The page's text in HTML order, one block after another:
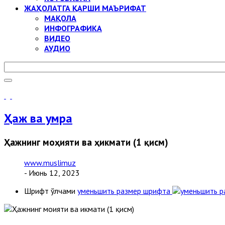
ЖАҲОЛАТГА ҚАРШИ МАЪРИФАТ
МАҚОЛА
ИНФОГРАФИКА
ВИДЕО
АУДИО
Ҳаж ва умра
Ҳажнинг моҳияти ва ҳикмати (1 қисм)
www.muslimuz
- Июнь 12, 2023
Шрифт ўлчами уменьшить размер шрифта